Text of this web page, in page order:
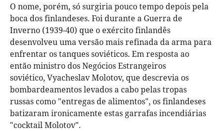
O nome, porém, só surgiria pouco tempo depois pela
boca dos finlandeses. Foi durante a Guerra de
Inverno (1939-40) que o exército finlandês
desenvolveu uma versão mais refinada da arma para
enfrentar os tanques soviéticos. Em resposta ao
então ministro dos Negócios Estrangeiros
soviético, Vyacheslav Molotov, que descrevia os
bombardeamentos levados a cabo pelas tropas
russas como "entregas de alimentos", os finlandeses
batizaram ironicamente estas garrafas incendiárias
"cocktail Molotov".